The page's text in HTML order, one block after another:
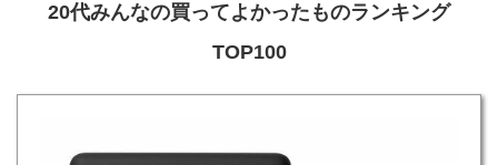
20代みんなの買ってよかったものランキング
TOP100